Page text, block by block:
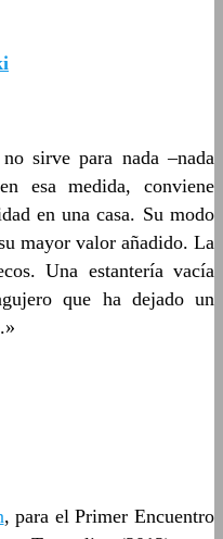
sirve para nada –nada
esa medida, conviene
en una casa. Su modo
mayor valor añadido. La
Una estantería vacía
que ha dejado un
, para el Primer Encuentro